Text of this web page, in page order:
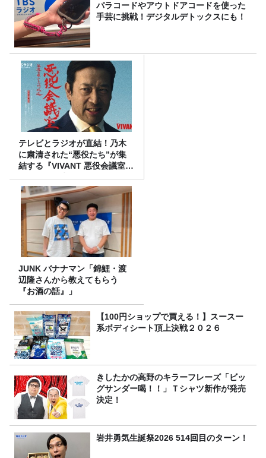
パラコードやアウトドアコードを使った
手芸に挑戦！デジタルデトックスにも！
テレビとラジオが直結！乃木
に粛清された“悪役たち”が集
結する『VIVANT 悪役会議室』
7/26(日)23時スタート！
JUNK バナナマン「錦鯉・渡
辺隆さんから教えてもらう
『お酒の話』」
【100円ショップで買える！】スースー
系ボディシート頂上決戦２０２６
きしたかの高野のキラーフレーズ「ビッ
グサンダー喝！！」Ｔシャツ新作が発売
決定！
岩井勇気生誕祭2026 514回目のターン！